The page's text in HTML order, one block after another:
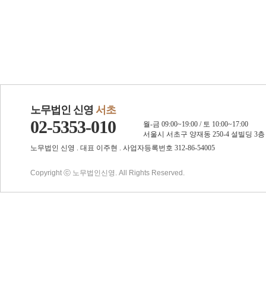
노무법인 신영 서초
02-5353-010
월-금 09:00~19:00 / 토 10:00~17:00
서울시 서초구 양재동 250-4 설빌딩 3층
노무법인 신영 . 대표 이주현 . 사업자등록번호 312-86-54005
Copyright ⓒ 노무법인신영. All Rights Reserved.